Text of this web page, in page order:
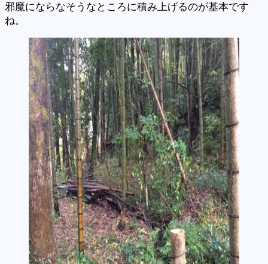
邪魔にならなそうなところに積み上げるのが基本です
ね。